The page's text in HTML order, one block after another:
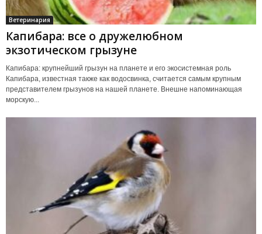
Ветеринария
Капибара: все о дружелюбном
экзотическом грызуне
Капибара: крупнейший грызун на планете и его экосистемная роль
Капибара, известная также как водосвинка, считается самым крупным
представителем грызунов на нашей планете. Внешне напоминающая
морскую...